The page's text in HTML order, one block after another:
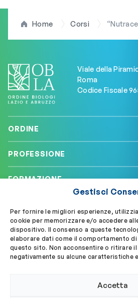
Gestisci
Per fornire le migliori esperienze,
cookie per memorizzare e/o accedere
dispositivo. Il consenso a queste
elaborare dati come il comportamento di
questo sito. Non acconsentire o ritirare
negativamente su alcune caratteristiche
Accetta
Home Corsi “Nutraceutica, Fitoterapia e Aromaterapia per il Supporto alla
Viale della
Roma
Codice Fiscale
ORDINE
PROFESSIONE
FORMAZIONE
Segui OBLA su